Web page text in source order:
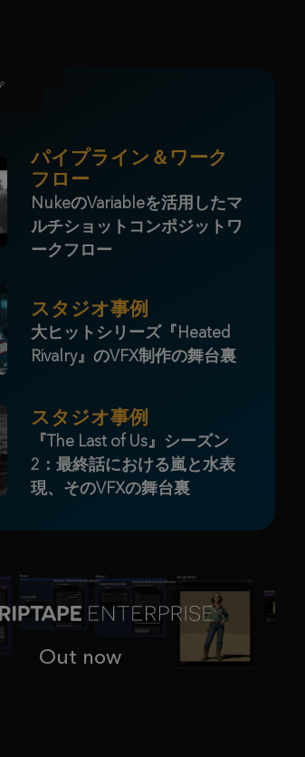
パイプライン＆ワーク
フロー
NukeのVariableを活用したマ
ルチショットコンポジットワ
ークフロー
スタジオ事例
大ヒットシリーズ『Heated
Rivalry』のVFX制作の舞台裏
スタジオ事例
『The Last of Us』シーズン
2：最終話における嵐と水表
現、そのVFXの舞台裏
Out now